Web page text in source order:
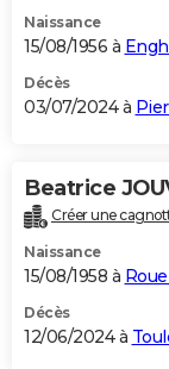
Naissance
15/08/1956 à
Décès
03/07/2024 à
Beatrice
Créer une
Naissance
15/08/1958 à
Décès
12/06/2024 à